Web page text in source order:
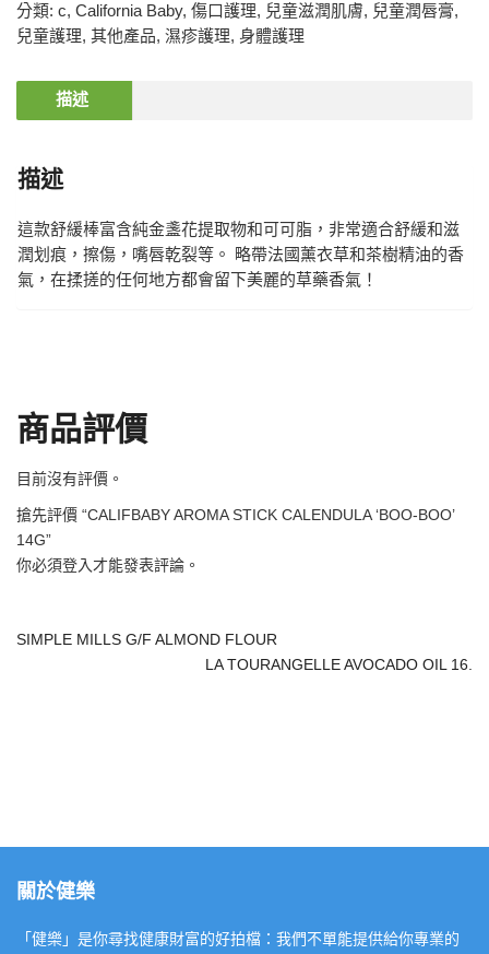
分類: c, California Baby, 傷口護理, 兒童滋潤肌膚, 兒童潤唇膏,
兒童護理, 其他產品, 濕疹護理, 身體護理
描述
描述
這款舒緩棒富含純金盞花提取物和可可脂，非常適合舒緩和滋
潤划痕，擦傷，嘴唇乾裂等。 略帶法國薰衣草和茶樹精油的香
氣，在揉搓的任何地方都會留下美麗的草藥香氣！
商品評價
目前沒有評價。
搶先評價 “CALIFBABY AROMA STICK CALENDULA ‘BOO-BOO’
14G”
你必須登入才能發表評論。
SIMPLE MILLS G/F ALMOND FLOUR
LA TOURANGELLE AVOCADO OIL 16.
關於健樂
「健樂」是你尋找健康財富的好拍檔：我們不單能提供給你專業的